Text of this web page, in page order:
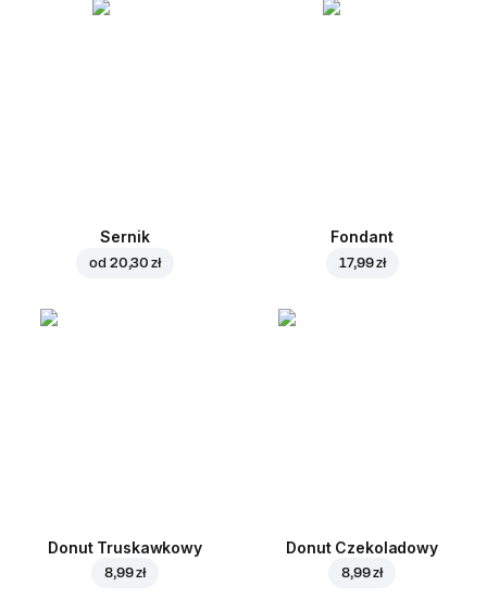
Sernik
od 20,30 zł
Fondant
17,99 zł
Donut Truskawkowy
8,99 zł
Donut Czekoladowy
8,99 zł